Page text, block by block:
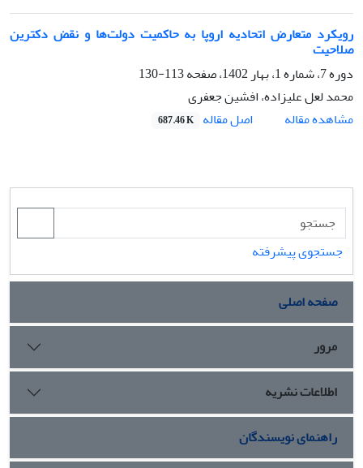
رویکرد متعارض اتحادیه اروپا به حاکمیت دولت‌ها و نقض دکترین
صلاحیت
دوره 7، شماره 1، بهار 1402، صفحه
113-130
محمد لعل علیزاده، افشین جعفری
مشاهده مقاله
اصل مقاله 687.46 K
جستجوی پیشرفته
صفحه اصلی
مرور
اطلاعات نشریه
راهنمای نویسندگان